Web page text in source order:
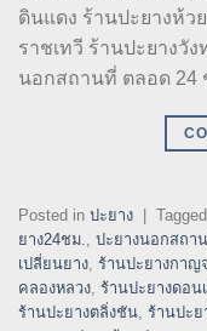
ดินแดง ร้านปะยางห้ว
ราชเทวี ร้านปะยางวัง
นอกสถานที่ ตลอด 24
Posted in ปะยาง Tagged
ยาง24ชม., ปะยางนอกสถา
เปลี่ยนยาง, ร้านปะยางกาญ
คลองหลวง, ร้านปะยางดอน
ร้านปะยางตลิ่งชัน, ร้านปะ